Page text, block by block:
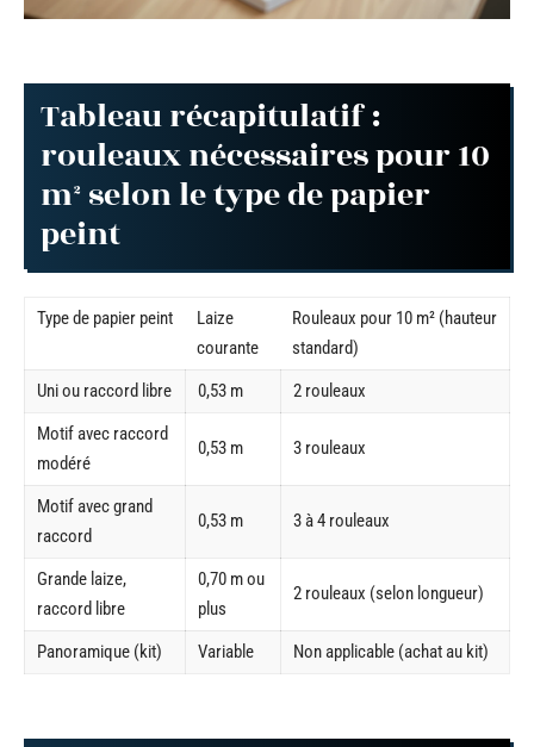
Tableau récapitulatif :
rouleaux nécessaires pour 10
m² selon le type de papier
peint
Type de papier peint
Laize
courante
Rouleaux pour 10 m² (hauteur
standard)
Uni ou raccord libre
0,53 m
2 rouleaux
Motif avec raccord
modéré
0,53 m 3 rouleaux
Motif avec grand
raccord
0,53 m 3 à 4 rouleaux
Grande laize,
raccord libre
0,70 m ou
plus
2 rouleaux (selon longueur)
Panoramique (kit) Variable Non applicable (achat au kit)